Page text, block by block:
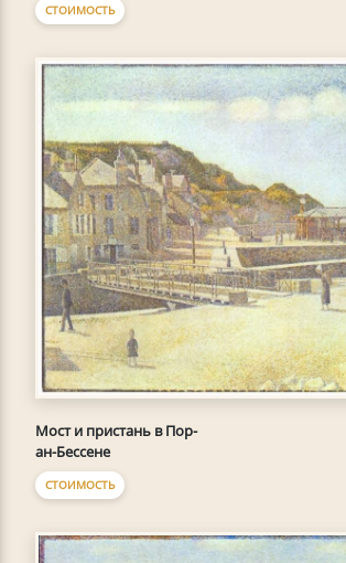
СТОИМОСТЬ
Мост и пристань в Пор-
ан-Бессене
СТОИМОСТЬ